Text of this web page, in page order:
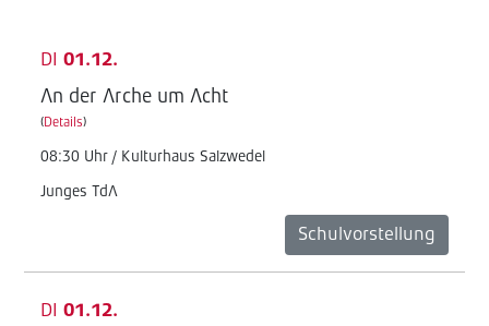
DI 01.12.
An der Arche um Acht
(Details)
08:30 Uhr / Kulturhaus Salzwedel
Junges TdA
Schulvorstellung
DI 01.12.